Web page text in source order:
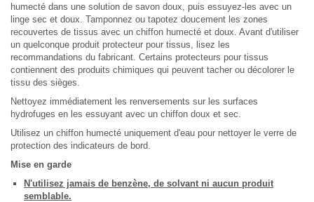
humecté dans une solution de savon doux, puis essuyez-les avec un
linge sec et doux. Tamponnez ou tapotez doucement les zones
recouvertes de tissus avec un chiffon humecté et doux. Avant d'utiliser
un quelconque produit protecteur pour tissus, lisez les
recommandations du fabricant. Certains protecteurs pour tissus
contiennent des produits chimiques qui peuvent tacher ou décolorer le
tissu des sièges.
Nettoyez immédiatement les renversements sur les surfaces
hydrofuges en les essuyant avec un chiffon doux et sec.
Utilisez un chiffon humecté uniquement d'eau pour nettoyer le verre de
protection des indicateurs de bord.
Mise en garde
N'utilisez jamais de benzène, de solvant ni aucun produit
semblable.